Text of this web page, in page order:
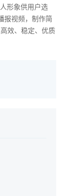
形象供用户选
报视频，制作简
效、稳定、优质